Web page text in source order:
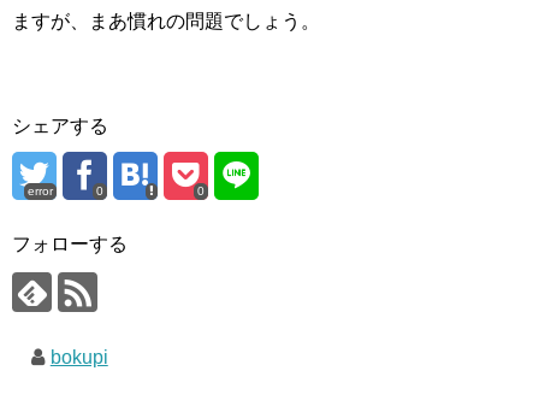
ますが、まあ慣れの問題でしょう。
シェアする
error 0 0
フォローする
bokupi